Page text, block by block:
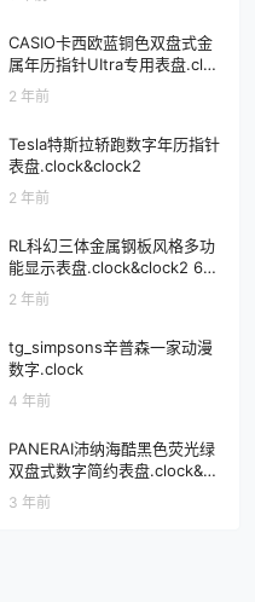
CASIO卡西欧蓝铜色双盘式金
属年历指针UItra专用表盘.clo
ck&clock2
2 年前
Tesla特斯拉轿跑数字年历指针
表盘.clock&clock2
2 年前
RL科幻三体金属钢板风格多功
能显示表盘.clock&clock2 677
31
2 年前
tg_simpsons辛普森一家动漫
数字.clock
4 年前
PANERAI沛纳海酷黑色荧光绿
双盘式数字简约表盘.clock&cl
ock2
3 年前